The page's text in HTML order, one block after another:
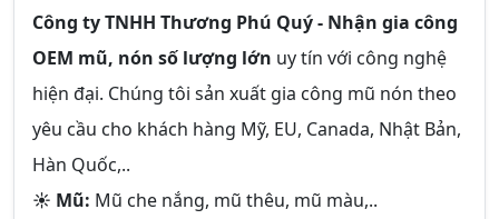
Công ty TNHH Thương Phú Quý - Nhận gia công
OEM mũ, nón số lượng lớn uy tín với công nghệ
hiện đại. Chúng tôi sản xuất gia công mũ nón theo
yêu cầu cho khách hàng Mỹ, EU, Canada, Nhật Bản,
Hàn Quốc,..
☀ Mũ: Mũ che nắng, mũ thêu, mũ màu,..